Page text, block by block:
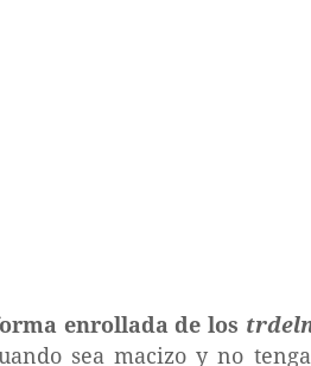
enrollada de los
sea macizo y no